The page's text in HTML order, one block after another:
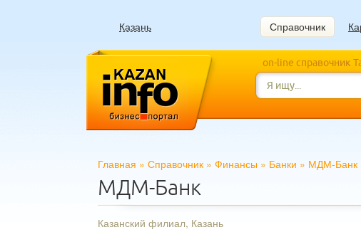
Казань Справочник
on-line справочник
Главная » Справочник » Финансы » Банки » МДМ-Банк
МДМ-Банк
Казанский филиал, Казань